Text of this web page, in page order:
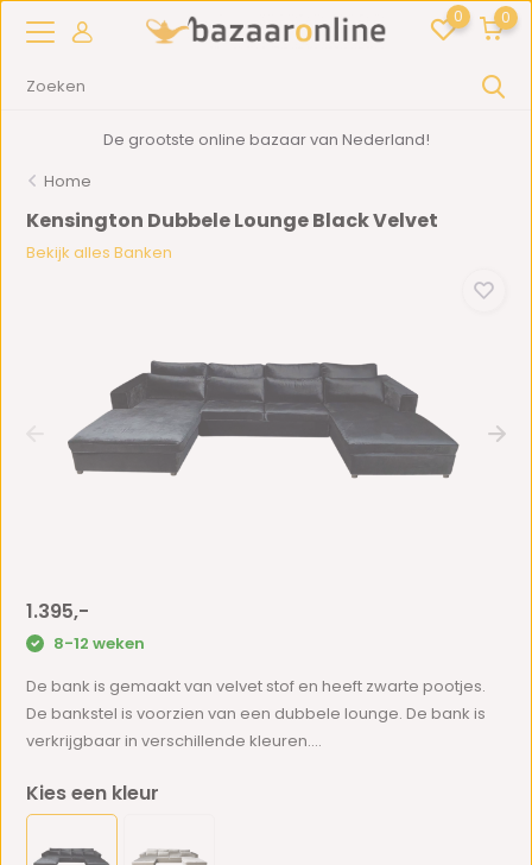
0 0
De grootste online bazaar van Nederland!
Home
Kensington Dubbele Lounge Black Velvet
Bekijk alles Banken
1.395,-
8-12 weken
De bank is gemaakt van velvet stof en heeft zwarte pootjes.
De bankstel is voorzien van een dubbele lounge. De bank is
verkrijgbaar in verschillende kleuren....
Kies een kleur